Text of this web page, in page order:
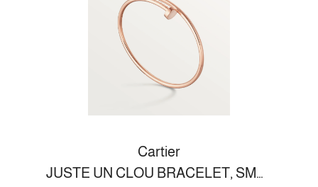
Cartier
JUSTE UN CLOU BRACELET, SMALL MODEL